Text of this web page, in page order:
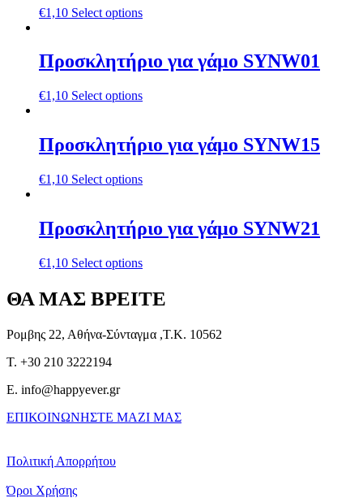
€1,10 Select options
Προσκλητήριο για γάμο SYNW01
€1,10 Select options
Προσκλητήριο για γάμο SYNW15
€1,10 Select options
Προσκλητήριο για γάμο SYNW21
€1,10 Select options
ΘΑ ΜΑΣ ΒΡΕΙΤΕ
Ρομβης 22, Αθήνα-Σύνταγμα ,Τ.Κ. 10562
T. +30 210 3222194
E. info@happyever.gr
ΕΠΙΚΟΙΝΩΝΗΣΤΕ ΜΑΖΙ ΜΑΣ
Πολιτική Απορρήτου
Όροι Χρήσης